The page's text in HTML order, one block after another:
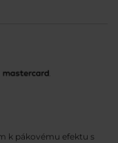
k pákovému efektu s